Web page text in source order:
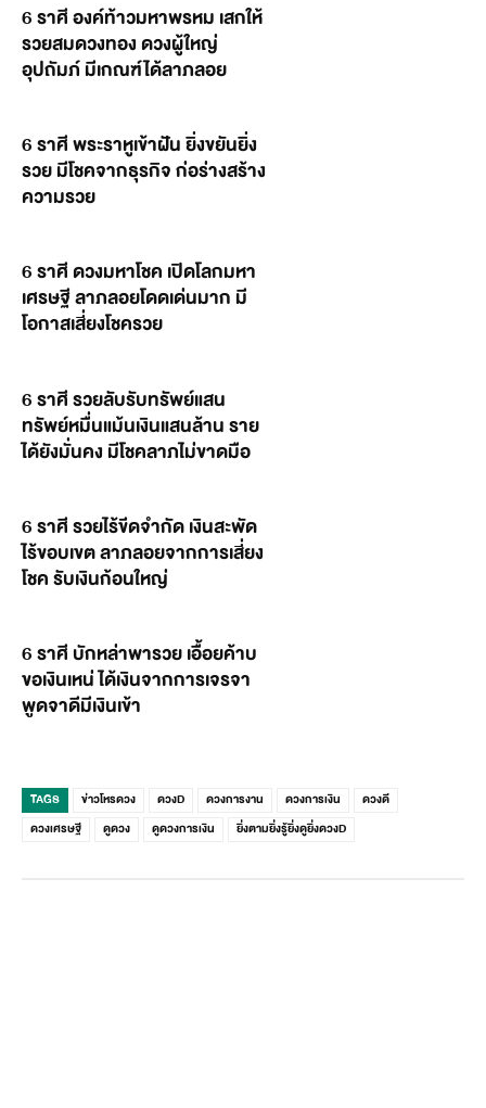
6 ราศี องค์ท้าวมหาพรหม เสกให้
รวยสมดวงทอง ดวงผู้ใหญ่
อุปถัมภ์ มีเกณฑ์ได้ลาภลอย
6 ราศี พระราหูเข้าฝัน ยิ่งขยันยิ่ง
รวย มีโชคจากธุรกิจ ก่อร่างสร้าง
ความรวย
6 ราศี ดวงมหาโชค เปิดโลกมหา
เศรษฐี ลาภลอยโดดเด่นมาก มี
โอกาสเสี่ยงโชครวย
6 ราศี รวยลับรับทรัพย์แสน
ทรัพย์หมื่นแม้นเงินแสนล้าน ราย
ได้ยังมั่นคง มีโชคลาภไม่ขาดมือ
6 ราศี รวยไร้ขีดจำกัด เงินสะพัด
ไร้ขอบเขต ลาภลอยจากการเสี่ยง
โชค รับเงินก้อนใหญ่
6 ราศี บักหล่าพารวย เอื้อยค้าบ
ขอเงินเหน่ ได้เงินจากการเจรจา
พูดจาดีมีเงินเข้า
TAGS ข่าวโหรดวง ดวงD ดวงการงาน ดวงการเงิน
ดวงดี
ดวงเศรษฐี
ดูดวง ดูดวงการเงิน ยิ่งตามยิ่งรู้ยิ่งดูยิ่งดวงD